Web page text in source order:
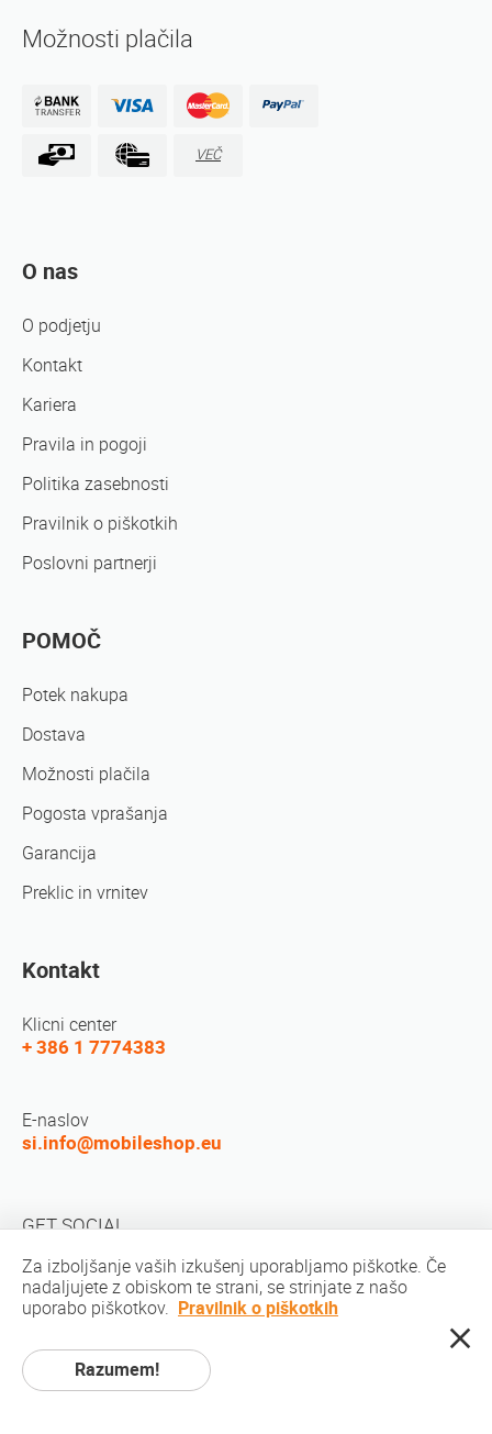
Možnosti plačila
VEČ
O nas
O podjetju
Kontakt
Kariera
Pravila in pogoji
Politika zasebnosti
Pravilnik o piškotkih
Poslovni partnerji
POMOČ
Potek nakupa
Dostava
Možnosti plačila
Pogosta vprašanja
Garancija
Preklic in vrnitev
Kontakt
Klicni center
+ 386 1 7774383
E-naslov
si.info@mobileshop.eu
GET SOCIAL
Avtorske pravice © 2010-2026 MobileShop.eu. Vse pravice pridržane. Vse
Za izboljšanje vaših izkušenj uporabljamo piškotke. Če
nadaljujete z obiskom te strani, se strinjate z našo
uporabo piškotkov. Pravilnik o piškotkih
Razumem!